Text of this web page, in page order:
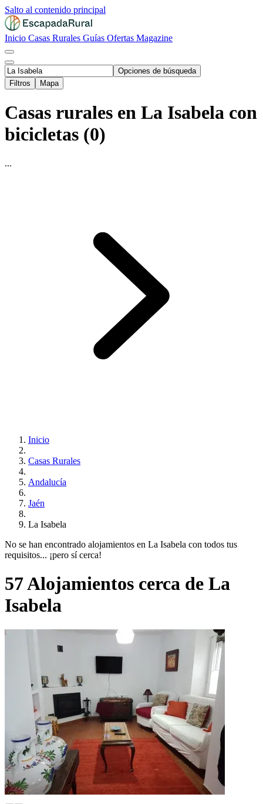
Salto al contenido principal
Inicio Casas Rurales Guías Ofertas Magazine
Opciones de búsqueda
Filtros
Mapa
Casas rurales en La Isabela con
bicicletas (0)
...
Inicio
Casas Rurales
Andalucía
Jaén
La Isabela
No se han encontrado alojamientos en La Isabela con todos tus
requisitos... ¡pero sí cerca!
57 Alojamientos cerca de La
Isabela